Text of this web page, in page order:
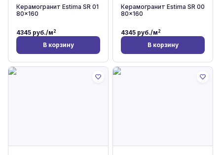
Керамогранит Estima SR 01
80x160
4345 руб./м2
В корзину
Керамогранит Estima SR 00
80x160
4345 руб./м2
В корзину